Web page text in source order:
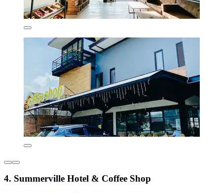
4. Summerville Hotel & Coffee Shop